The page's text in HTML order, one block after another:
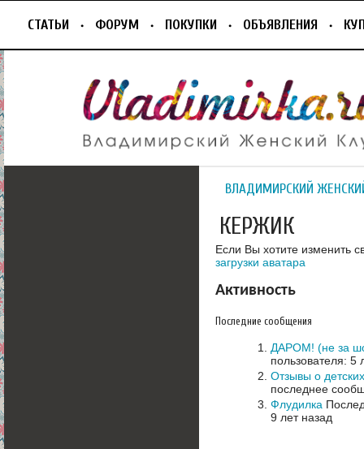
СТАТЬИ ФОРУМ ПОКУПКИ ОБЪЯВЛЕНИЯ
ВЛАДИМИРСКИЙ
КЕРЖИК
Если Вы хотите изменить
загрузки аватара
Активность
Последние сообщения
ДАРОМ! (не за
пользователя: 5
Отзывы о
последнее
Флудилка
9 лет назад